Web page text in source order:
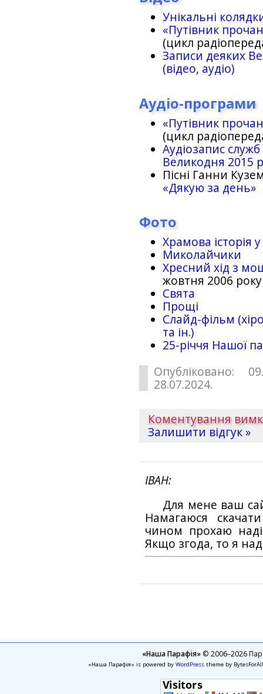
Унікальні
«Путівник
(цикл
Записи деяких
(відео, аудіо)
Аудіо-програми
«Путівник
(цикл
Аудіозапис
Великодня 2015
Пісні Ганни
«Дякую за день»
Фото
Храмова історія
Миколайчики
Хресний хід з
жовтня 2006 року
Свята
Прощі
Слайд-фільм
та ін.)
25-рiччя Нашої
Опубліковано:
28.07.2024.
Коментування
Залишити відгук »
ІВАН
Для мене ваш
Намагаюся
чином прохаю
Якщо згода, то я
«Наша Парафія»© 2006–2026
«Наша Парафія» is powered by WordPresstheme by